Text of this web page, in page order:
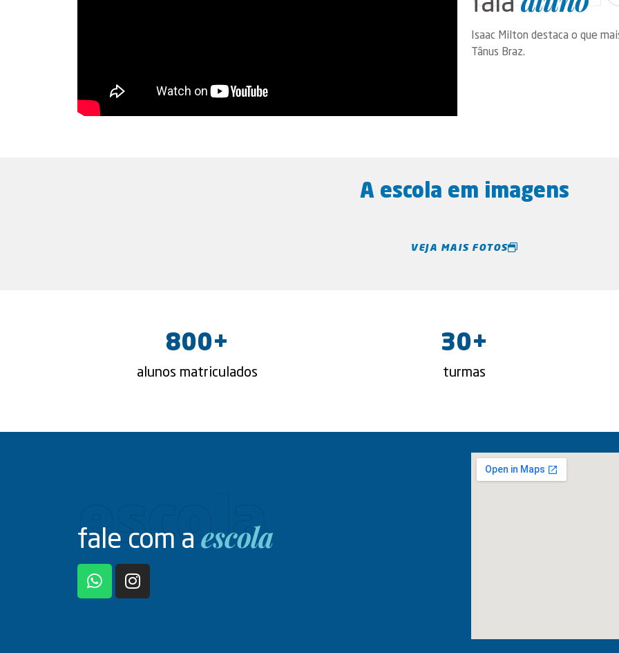
Isaac Milton destaca o que
Tânus Braz.
A escola em imagens
VEJA MAIS FOTOS
alunos matriculados
800+
turmas
30+
escola
fale com a escola